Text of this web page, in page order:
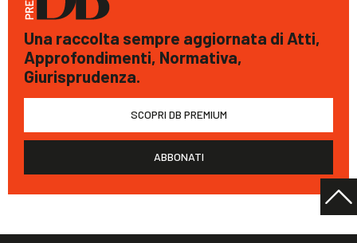
Una raccolta sempre aggiornata di Atti,
Approfondimenti, Normativa,
Giurisprudenza.
SCOPRI DB PREMIUM
ABBONATI